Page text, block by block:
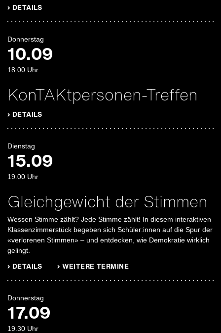
› DETAILS
Donnerstag
10.09
18.00 Uhr
KonTAKtpersonen-Treffen
› DETAILS
Dienstag
15.09
19.00 Uhr
Gleichgewicht der Stimmen
Wessen Stimme zählt? Jede Stimme zählt! In diesem interaktiven
Klassenzimmerstück begeben sich Schüler:innen auf die Spur der
«verlorenen Stimmen» – und entdecken, wie Demokratie wirklich
gelingt.
› DETAILS › WEITERE TERMINE
Donnerstag
17.09
19.30 Uhr